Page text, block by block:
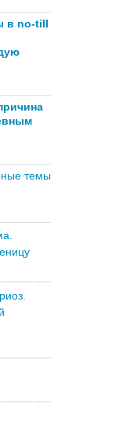
в no-till
темы